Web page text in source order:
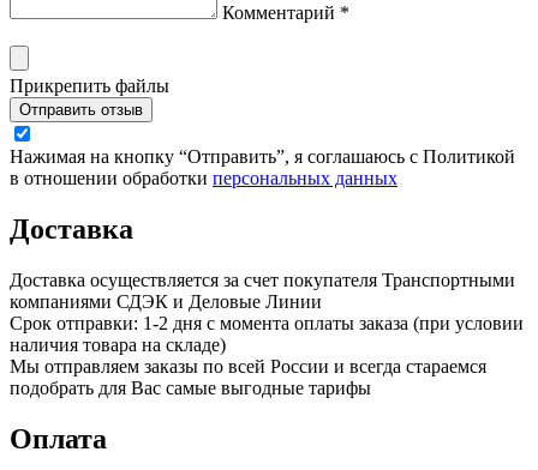
Комментарий *
Прикрепить файлы
Отправить отзыв
Нажимая на кнопку “Отправить”, я соглашаюсь с Политикой
в отношении обработки персональных данных
Доставка
Доставка осуществляется за счет покупателя Транспортными
компаниями СДЭК и Деловые Линии
Срок отправки: 1-2 дня с момента оплаты заказа (при условии
наличия товара на складе)
Мы отправляем заказы по всей России и всегда стараемся
подобрать для Вас самые выгодные тарифы
Оплата